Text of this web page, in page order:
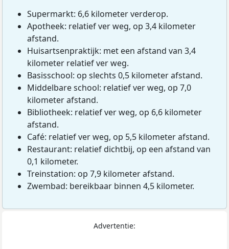
Supermarkt: 6,6 kilometer verderop.
Apotheek: relatief ver weg, op 3,4 kilometer
afstand.
Huisartsenpraktijk: met een afstand van 3,4
kilometer relatief ver weg.
Basisschool: op slechts 0,5 kilometer afstand.
Middelbare school: relatief ver weg, op 7,0
kilometer afstand.
Bibliotheek: relatief ver weg, op 6,6 kilometer
afstand.
Café: relatief ver weg, op 5,5 kilometer afstand.
Restaurant: relatief dichtbij, op een afstand van
0,1 kilometer.
Treinstation: op 7,9 kilometer afstand.
Zwembad: bereikbaar binnen 4,5 kilometer.
Advertentie: